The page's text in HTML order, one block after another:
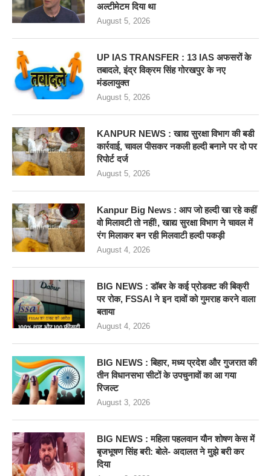
अल्टीमेटम दिया था
August 5, 2026
UP IAS TRANSFER : 13 IAS अफसरों के
तबादले, इंद्र विक्रम सिंह गोरखपुर के नए
मंडलायुक्त
August 5, 2026
KANPUR NEWS : खाद्य सुरक्षा विभाग की बडी
कार्रवाई, चावल पीसकर नकली हल्दी बनाने पर दो पर
रिपोर्ट दर्ज
August 5, 2026
Kanpur Big News : आप जो हल्दी खा रहे कहीं
वो मिलावटी तो नहीं!, खाद्य सुरक्षा विभाग ने चावल में
रंग मिलाकर बन रही मिलवाटी हल्दी पकड़ी
August 4, 2026
BIG NEWS : डॉबर के कई प्रोडक्ट की बिक्री
पर रोक, FSSAI ने इन दावों को गुमराह करने वाला
बताया
August 4, 2026
BIG NEWS : बिहार, मध्य प्रदेश और गुजरात की
तीन विधानसभा सीटों के उपचुनावों का आ गया
रिजल्ट
August 3, 2026
BIG NEWS : महिला पहलवान यौन शोषण केस में
बृजभूषण सिंह बरी: बोले- अदालत ने मुझे बरी कर
दिया